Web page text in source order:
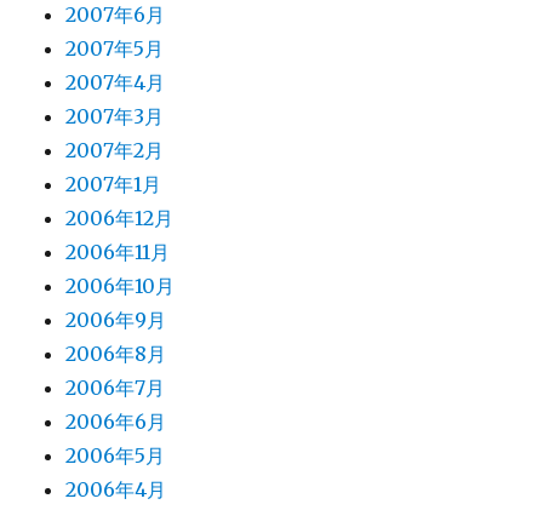
2007年6月
2007年5月
2007年4月
2007年3月
2007年2月
2007年1月
2006年12月
2006年11月
2006年10月
2006年9月
2006年8月
2006年7月
2006年6月
2006年5月
2006年4月